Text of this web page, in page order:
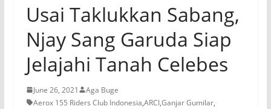
Usai Taklukkan Sabang,
Njay Sang Garuda Siap
Jelajahi Tanah Celebes
June 26, 2021
Aga Buge
Aerox 155 Riders Club Indonesia,ARCI,Ganjar Gumilar,